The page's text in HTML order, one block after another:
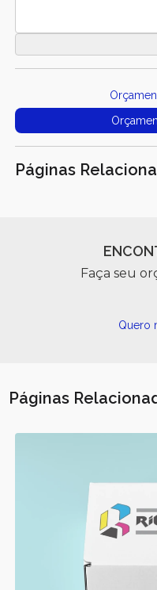
Páginas
Faça seu
Quero
Páginas